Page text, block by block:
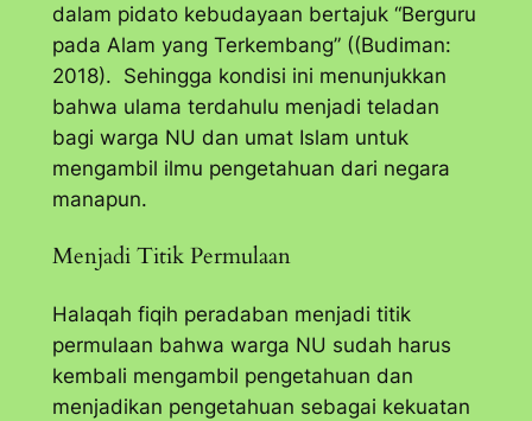
dalam pidato kebudayaan bertajuk “Berguru
pada Alam yang Terkembang” ((Budiman:
2018). Sehingga kondisi ini menunjukkan
bahwa ulama terdahulu menjadi teladan
bagi warga NU dan umat Islam untuk
mengambil ilmu pengetahuan dari negara
manapun.
Menjadi Titik Permulaan
Halaqah fiqih peradaban menjadi titik
permulaan bahwa warga NU sudah harus
kembali mengambil pengetahuan dan
menjadikan pengetahuan sebagai kekuatan